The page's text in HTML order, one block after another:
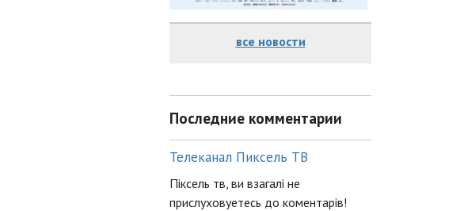
все новости
Последние комментарии
Телеканал Пиксель ТВ
Піксель тв, ви взагалі не
прислуховуетесь до коментарів!